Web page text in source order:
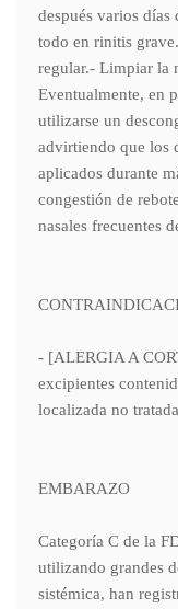
después varios
todo en rinitis
regular.- Limpiar la
Eventualmente, en
utilizarse un
advirtiendo que los
aplicados durante
congestión de
nasales frecuentes
- [ALERGIA A
excipientes
localizada no
EMBARAZO
Categoría C de la
utilizando grandes
sistémica, han